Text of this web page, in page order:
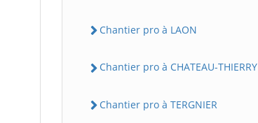
Chantier pro à LAON
Chantier pro à CHATEAU-THIERRY
Chantier pro à TERGNIER